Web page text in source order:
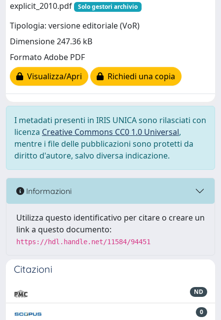
explicit_2010.pdf
Solo gestori archivio
Tipologia: versione editoriale (VoR)
Dimensione 247.36 kB
Formato Adobe PDF
Visualizza/Apri
Richiedi una copia
I metadati presenti in IRIS UNICA sono rilasciati con
licenza Creative Commons CC0 1.0 Universal,
mentre i file delle pubblicazioni sono protetti da
diritto d'autore, salvo diversa indicazione.
Informazioni
Utilizza questo identificativo per citare o creare un
link a questo documento:
https://hdl.handle.net/11584/94451
Citazioni
ND
0